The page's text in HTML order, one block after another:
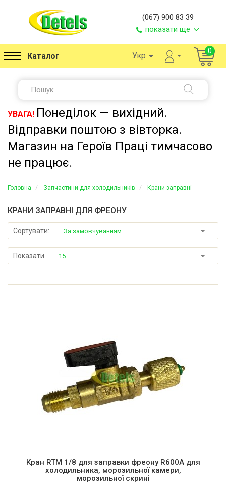
(067) 900 83 39
показати ще
Каталог Укр 0
УВАГА! Понеділок — вихідний.
Відправки поштою з вівторка.
Магазин на Героїв Праці тимчасово
не працює.
Головна Запчастини для холодильників Крани заправні
КРАНИ ЗАПРАВНІ ДЛЯ ФРЕОНУ
Сортувати: За замовчуванням
Показати 15
Кран RTM 1/8 для заправки фреону R600A для
холодильника, морозильної камери,
морозильної скрині